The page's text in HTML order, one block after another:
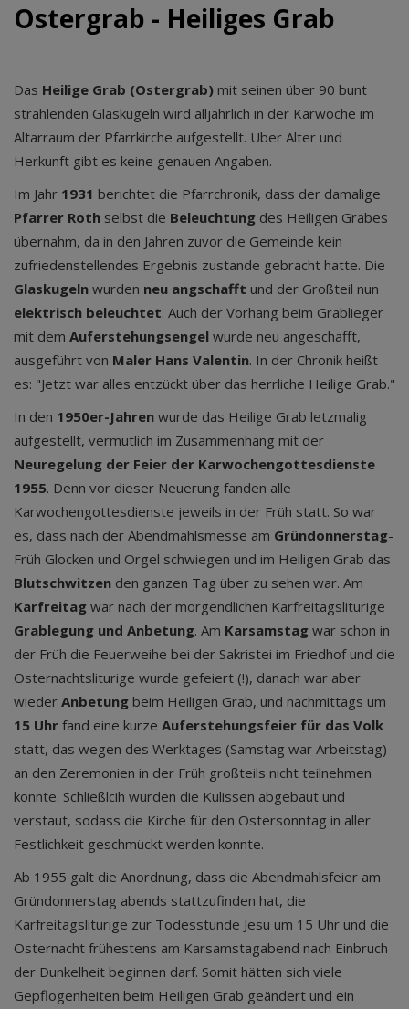
Ostergrab - Heiliges Grab
Das Heilige Grab (Ostergrab) mit seinen über 90 bunt
strahlenden Glaskugeln wird alljährlich in der Karwoche im
Altarraum der Pfarrkirche aufgestellt. Über Alter und
Herkunft gibt es keine genauen Angaben.
Im Jahr 1931 berichtet die Pfarrchronik, dass der damalige
Pfarrer Roth selbst die Beleuchtung des Heiligen Grabes
übernahm, da in den Jahren zuvor die Gemeinde kein
zufriedenstellendes Ergebnis zustande gebracht hatte. Die
Glaskugeln wurden neu angschafft und der Großteil nun
elektrisch beleuchtet. Auch der Vorhang beim Grablieger
mit dem Auferstehungsengel wurde neu angeschafft,
ausgeführt von Maler Hans Valentin. In der Chronik heißt
es: "Jetzt war alles entzückt über das herrliche Heilige Grab."
In den 1950er-Jahren wurde das Heilige Grab letzmalig
aufgestellt, vermutlich im Zusammenhang mit der
Neuregelung der Feier der Karwochengottesdienste
1955. Denn vor dieser Neuerung fanden alle
Karwochengottesdienste jeweils in der Früh statt. So war
es, dass nach der Abendmahlsmesse am Gründonnerstag-
Früh Glocken und Orgel schwiegen und im Heiligen Grab das
Blutschwitzen den ganzen Tag über zu sehen war. Am
Karfreitag war nach der morgendlichen Karfreitagsliturige
Grablegung und Anbetung. Am Karsamstag war schon in
der Früh die Feuerweihe bei der Sakristei im Friedhof und die
Osternachtsliturige wurde gefeiert (!), danach war aber
wieder Anbetung beim Heiligen Grab, und nachmittags um
15 Uhr fand eine kurze Auferstehungsfeier für das Volk
statt, das wegen des Werktages (Samstag war Arbeitstag)
an den Zeremonien in der Früh großteils nicht teilnehmen
konnte. Schließlcih wurden die Kulissen abgebaut und
verstaut, sodass die Kirche für den Ostersonntag in aller
Festlichkeit geschmückt werden konnte.
Ab 1955 galt die Anordnung, dass die Abendmahlsfeier am
Gründonnerstag abends stattzufinden hat, die
Karfreitagsliturige zur Todesstunde Jesu um 15 Uhr und die
Osternacht frühestens am Karsamstagabend nach Einbruch
der Dunkelheit beginnen darf. Somit hätten sich viele
Gepflogenheiten beim Heiligen Grab geändert und ein